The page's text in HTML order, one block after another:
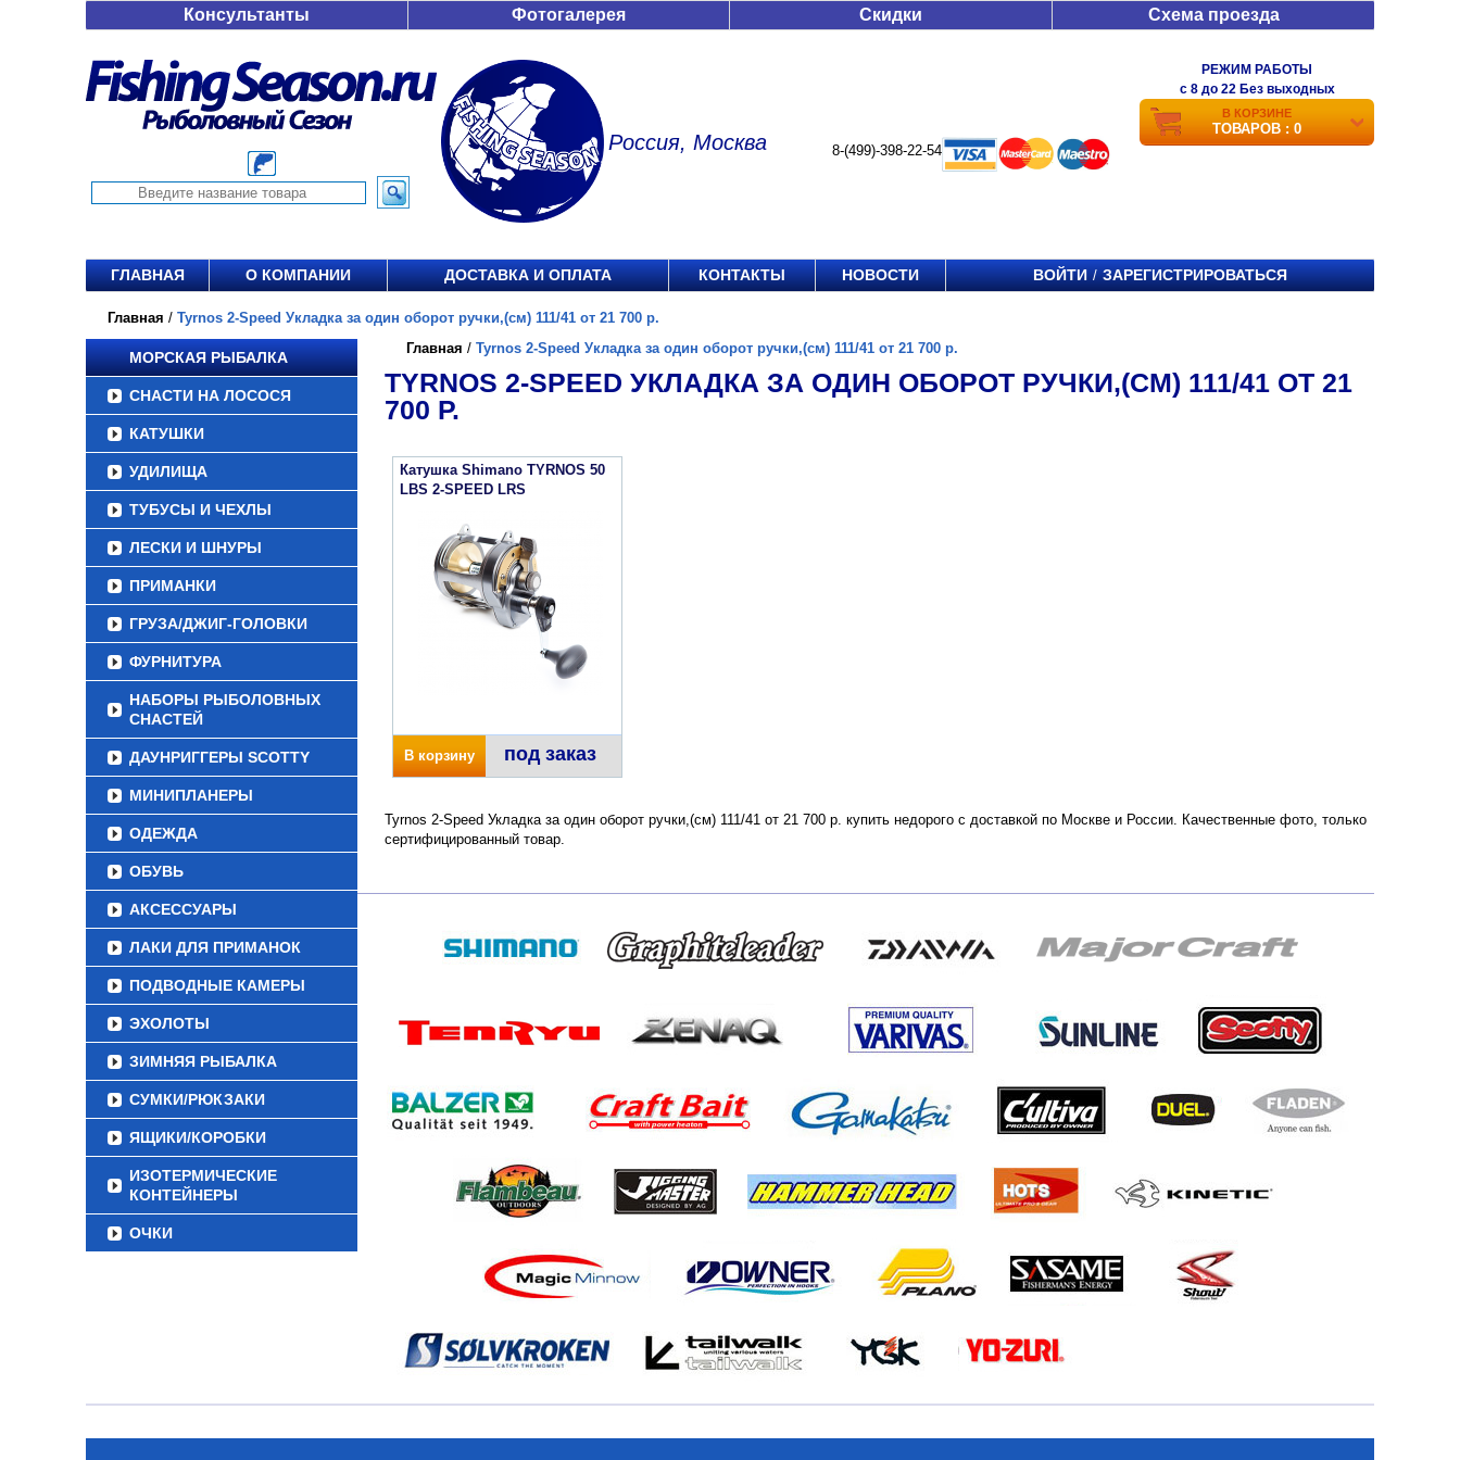
Консультанты Фотогалерея Скидки Схема проезда
Россия, Москва 8-(499)-398-22-54
РЕЖИМ РАБОТЫ
c 8 до 22 Без выходных
В КОРЗИНЕ
ТОВАРОВ : 0
ГЛАВНАЯ О КОМПАНИИ ДОСТАВКА И ОПЛАТА КОНТАКТЫ НОВОСТИ ВОЙТИ / ЗАРЕГИСТРИРОВАТЬСЯ
Главная / Tyrnos 2-Speed Укладка за один оборот ручки,(см) 111/41 от 21 700 р.
МОРСКАЯ РЫБАЛКА
СНАСТИ НА ЛОСОСЯ
КАТУШКИ
УДИЛИЩА
ТУБУСЫ И ЧЕХЛЫ
ЛЕСКИ И ШНУРЫ
ПРИМАНКИ
ГРУЗА/ДЖИГ-ГОЛОВКИ
ФУРНИТУРА
НАБОРЫ РЫБОЛОВНЫХ
СНАСТЕЙ
ДАУНРИГГЕРЫ SCOTTY
МИНИПЛАНЕРЫ
ОДЕЖДА
ОБУВЬ
АКСЕССУАРЫ
ЛАКИ ДЛЯ ПРИМАНОК
ПОДВОДНЫЕ КАМЕРЫ
ЭХОЛОТЫ
ЗИМНЯЯ РЫБАЛКА
СУМКИ/РЮКЗАКИ
ЯЩИКИ/КОРОБКИ
ИЗОТЕРМИЧЕСКИЕ
КОНТЕЙНЕРЫ
ОЧКИ
Главная / Tyrnos 2-Speed Укладка за один оборот ручки,(см) 111/41 от 21 700 р.
TYRNOS 2-SPEED УКЛАДКА ЗА ОДИН ОБОРОТ РУЧКИ,(СМ) 111/41 ОТ 21
700 Р.
Катушка Shimano TYRNOS 50
LBS 2-SPEED LRS
В корзину под заказ
Tyrnos 2-Speed Укладка за один оборот ручки,(см) 111/41 от 21 700 р. купить недорого с доставкой по Москве и России. Качественные фото, только
сертифицированный товар.